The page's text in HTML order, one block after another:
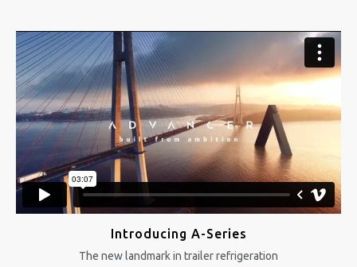
Introducing A-Series
The new landmark in trailer refrigeration